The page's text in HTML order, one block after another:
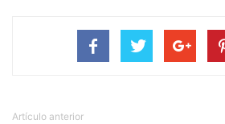
Artículo anterior